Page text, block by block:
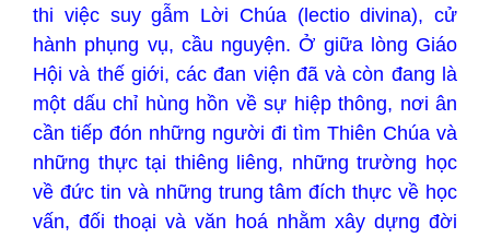
thi việc suy gẫm Lời Chúa (lectio divina), cử
hành phụng vụ, cầu nguyện. Ở giữa lòng Giáo
Hội và thế giới, các đan viện đã và còn đang là
một dấu chỉ hùng hồn về sự hiệp thông, nơi ân
cần tiếp đón những người đi tìm Thiên Chúa và
những thực tại thiêng liêng, những trường học
về đức tin và những trung tâm đích thực về học
vấn, đối thoại và văn hoá nhằm xây dựng đời